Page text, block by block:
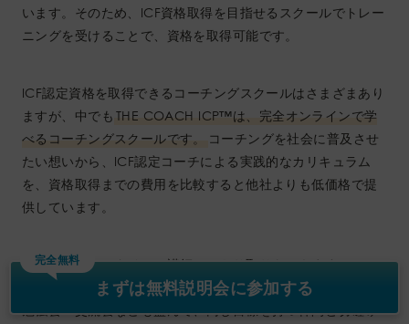
います。そのため、ICF資格取得を目指せるスクールでトレー
ニングを受けることで、資格を取得可能です。
ICF認定資格を取得できるコーチングスクールはさまざまあり
ますが、中でも THE COACH ICP™︎は、完全オンラインで学
べるコーチングスクールです。
コーチングを社会に普及させ
たい想いから、ICF認定コーチによる実践的なカリキュラム
を、資格取得までの費用を比較すると他社よりも低価格で提
供しています。
もちろんリアルタイムで講師とのやり取りもできますので、
一方通行の授業ではありません。また授業外の参加者同士の
勉強会・交流会なども盛んで、同じ目標を持つ仲間と切磋琢
完全無料
まずは無料説明会に参加する